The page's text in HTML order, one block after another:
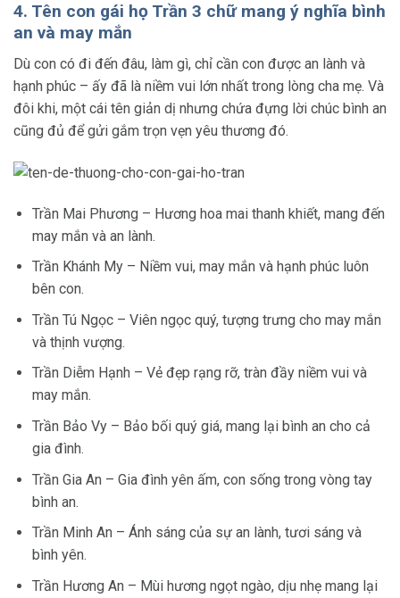
4. Tên con gái họ Trần 3 chữ mang ý nghĩa bình
an và may mắn
Dù con có đi đến đâu, làm gì, chỉ cần con được an lành và
hạnh phúc – ấy đã là niềm vui lớn nhất trong lòng cha mẹ. Và
đôi khi, một cái tên giản dị nhưng chứa đựng lời chúc bình an
cũng đủ để gửi gắm trọn vẹn yêu thương đó.
Trần Mai Phương – Hương hoa mai thanh khiết, mang đến
may mắn và an lành.
Trần Khánh My – Niềm vui, may mắn và hạnh phúc luôn
bên con.
Trần Tú Ngọc – Viên ngọc quý, tượng trưng cho may mắn
và thịnh vượng.
Trần Diễm Hạnh – Vẻ đẹp rạng rỡ, tràn đầy niềm vui và
may mắn.
Trần Bảo Vy – Bảo bối quý giá, mang lại bình an cho cả
gia đình.
Trần Gia An – Gia đình yên ấm, con sống trong vòng tay
bình an.
Trần Minh An – Ánh sáng của sự an lành, tươi sáng và
bình yên.
Trần Hương An – Mùi hương ngọt ngào, dịu nhẹ mang lại